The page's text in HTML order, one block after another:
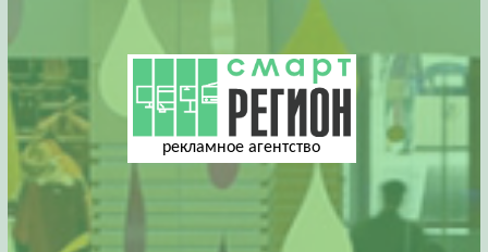
рекламное агентство